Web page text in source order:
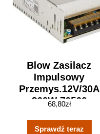
Blow Zasilacz
Impulsowy
Przemys.12V/30A
360W 70566
68,80zł
Sprawdź teraz